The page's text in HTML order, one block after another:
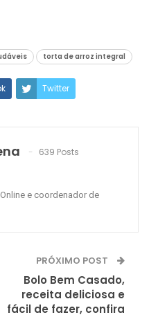
torta de arroz integral
Twitter
639 Posts
e coordenador de
PRÓXIMO POST
Bolo Bem Casado,
receita deliciosa e
fácil de fazer, confira